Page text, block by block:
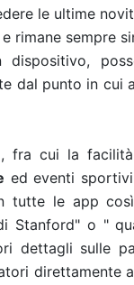
le ultime
rimane sempre
dal punto in cui
fra cui la
ed eventi
tutte le app
Stanford" o "
dettagli sulle
direttamente